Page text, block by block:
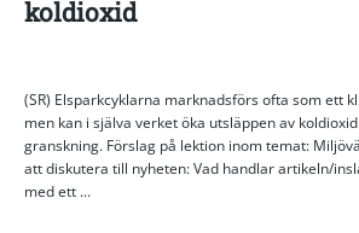
koldioxid
(SR) Elsparkcyklarna marknadsförs ofta som ett
men kan i själva verket öka utsläppen av
granskning. Förslag på lektion inom temat:
att diskutera till nyheten: Vad handlar artikeln/
med ett ...